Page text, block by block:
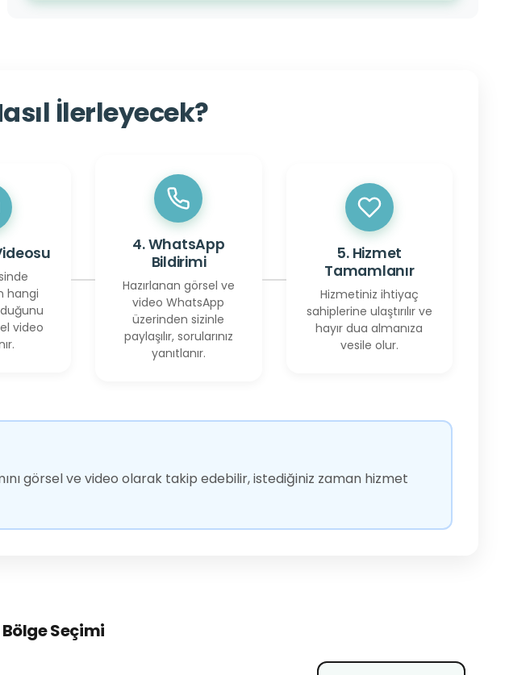
İlerleyecek?
hangi
video
4. WhatsApp
Bildirimi
Hazırlanan görsel ve
video WhatsApp
üzerinden sizinle
paylaşılır, sorularınız
yanıtlanır.
5. Hizmet
Tamamlanır
Hizmetiniz ihtiyaç
sahiplerine ulaştırılır ve
hayır dua almanıza
vesile olur.
görsel ve video olarak takip edebilir, istediğiniz zaman hizmet
Seçimi